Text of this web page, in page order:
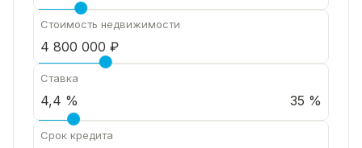
Стоимость недвижимости
Ставка
35 %
Срок кредита